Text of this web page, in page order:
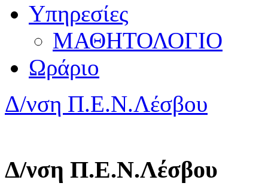
Υπηρεσίες
ΜΑΘΗΤΟΛΟΓΙΟ
Ωράριο
Δ/νση Π.Ε.Ν.Λέσβου
Δ/νση Π.Ε.Ν.Λέσβου